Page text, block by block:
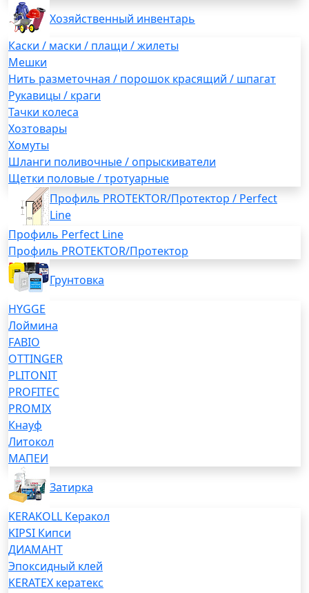
Хозяйственный инвентарь
Каски / маски / плащи / жилеты
Мешки
Нить разметочная / порошок красящий / шпагат
Рукавицы / краги
Тачки колеса
Хозтовары
Хомуты
Шланги поливочные / опрыскиватели
Щетки половые / тротуарные
Профиль PROTEKTOR/Протектор / Perfect
Line
Профиль Perfect Line
Профиль PROTEKTOR/Протектор
Грунтовка
HYGGE
Лоймина
FABIO
OTTINGER
PLITONIT
PROFITEC
PROMIX
Кнауф
Литокол
МАПЕИ
Затирка
KERAKOLL Керакол
KIPSI Кипси
ДИАМАНТ
Эпоксидный клей
KERATEX кератекс